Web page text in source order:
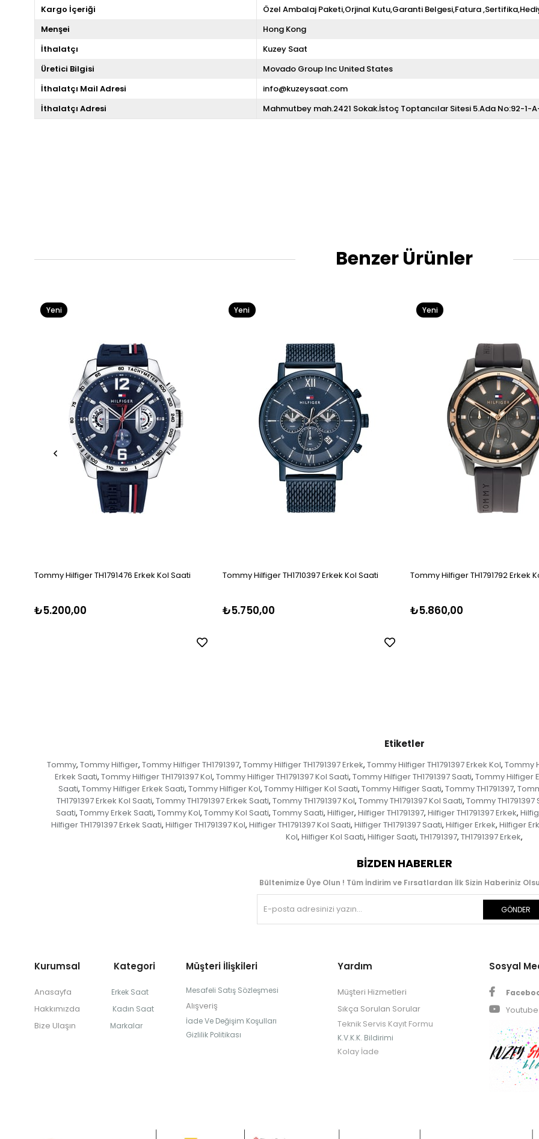
Kargo İçeriği
Özel Ambalaj Paketi,Orjinal Kutu,Garanti Belgesi,Fatura
Menşei
Hong Kong
İthalatçı
Kuzey Saat
Üretici Bilgisi
Movado Group Inc United States
İthalatçı Mail Adresi
info@kuzeysaat.com
İthalatçı Adresi
Mahmutbey mah.2421 Sokak.İstoç Toptancılar Sitesi 5.Ada No:92-1-
Benzer Ürünler
Tommy Hilfiger TH1791476 Erkek Kol Saati
₺5.200,00
Yeni
Tommy Hilfiger TH1710397 Erkek Kol Saati
₺5.750,00
Yeni
Tommy Hilfiger TH1791792 Erkek
₺5.860,00
Yeni
Etiketler
Tommy, Tommy Hilfiger, Tommy Hilfiger TH1791397, Tommy Hilfiger TH1791397 Erkek, Tommy Hilfiger TH1791397 Erkek Kol, Tommy
Erkek Saati, Tommy Hilfiger TH1791397 Kol, Tommy Hilfiger TH1791397 Kol Saati, Tommy Hilfiger TH1791397 Saati, Tommy Hilfiger
Saati, Tommy Hilfiger Erkek Saati, Tommy Hilfiger Kol, Tommy Hilfiger Kol Saati, Tommy Hilfiger Saati, Tommy TH1791397,
TH1791397 Erkek Kol Saati, Tommy TH1791397 Erkek Saati, Tommy TH1791397 Kol, Tommy TH1791397 Kol Saati, Tommy TH1791397
Saati, Tommy Erkek Saati, Tommy Kol, Tommy Kol Saati, Tommy Saati, Hilfiger, Hilfiger TH1791397, Hilfiger TH1791397 Erkek,
Hilfiger TH1791397 Erkek Saati, Hilfiger TH1791397 Kol, Hilfiger TH1791397 Kol Saati, Hilfiger TH1791397 Saati, Hilfiger Erkek, Hilfiger
Kol, Hilfiger Kol Saati, Hilfiger Saati, TH1791397, TH1791397 Erkek,
BIZDEN HABERLER
Bültenimize Üye Olun ! Tüm İndirim ve Fırsatlardan İlk Sizin Haberiniz
GÖNDER
Kurumsal Kategori
Anasayfa Erkek Saat
Hakkımızda Kadın Saat
Bize Ulaşın Markalar
Müşteri İlişkileri
Mesafeli Satış Sözleşmesi
Alışveriş
İade Ve Değişim Koşulları
Gizlilik Politikası
Yardım
Müşteri Hizmetleri
Sıkça Sorulan Sorular
Teknik Servis Kayıt Formu
K.V.K.K. Bildirimi
Kolay İade
Sosyal
Youtube